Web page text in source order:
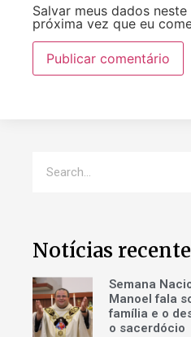
Salvar meus dados
próxima vez que eu
Notícias
Semana
Manoel fala
família e o
o sacerdócio